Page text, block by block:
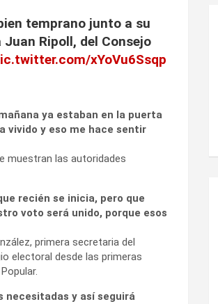
temprano junto a su
Ripoll, del Consejo
xYoVu6Ssqp
ya estaban en la puerta
vivido y eso me hace sentir
muestran las autoridades
recién se inicia, pero que
voto será unido, porque esos
primera secretaria del
electoral desde las primeras
necesitadas y así seguirá